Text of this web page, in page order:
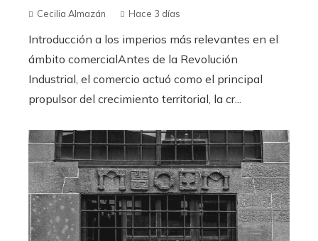
Cecilia Almazán Hace 3 días
Introducción a los imperios más relevantes en el
ámbito comercialAntes de la Revolución
Industrial, el comercio actuó como el principal
propulsor del crecimiento territorial, la cr...